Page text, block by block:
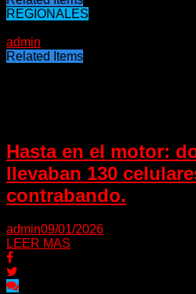
REGIONALES
admin
Related Items
Hasta en el motor:
llevaban 130
contrabando.
admin09/01/2026
LEER MAS